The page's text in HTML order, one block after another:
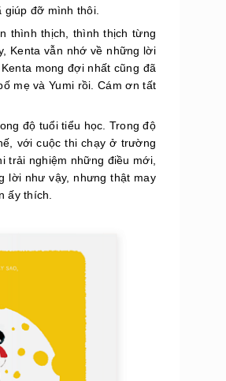
đỡ mình thôi.
thình thịch, thình thịch từng
Kenta vẫn nhớ về những lời
mong đợi nhất cũng đã
mẹ và Yumi rồi. Cám ơn tất
độ tuổi tiểu học. Trong độ
với cuộc thi chạy ở trường
trải nghiệm những điều mới,
lời như vậy, nhưng thật may
ấy thích.